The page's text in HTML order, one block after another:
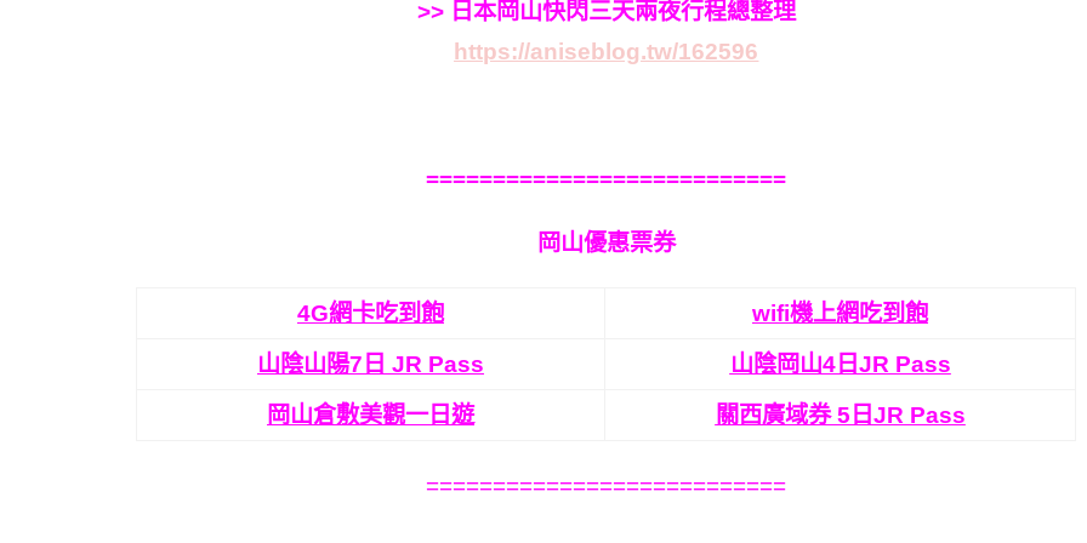
>> 日本岡山快閃三天兩夜行程總整理
https://aniseblog.tw/162596
===========================
岡山優惠票券
4G網卡吃到飽
wifi機上網吃到飽
山陰山陽7日 JR Pass
山陰岡山4日JR Pass
岡山倉敷美觀一日遊
關西廣域券 5日JR Pass
===========================